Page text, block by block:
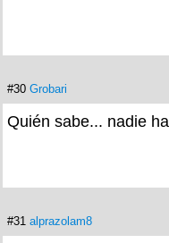
#30 Grobari
Quién sabe... nadie
#31 alprazolam8